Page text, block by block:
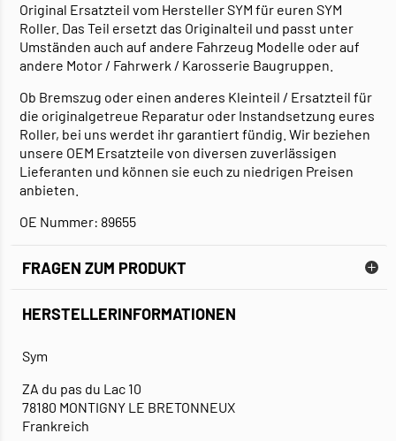
Original Ersatzteil vom Hersteller SYM für euren SYM
Roller. Das Teil ersetzt das Originalteil und passt unter
Umständen auch auf andere Fahrzeug Modelle oder auf
andere Motor / Fahrwerk / Karosserie Baugruppen.
Ob Bremszug oder einen anderes Kleinteil / Ersatzteil für
die originalgetreue Reparatur oder Instandsetzung eures
Roller, bei uns werdet ihr garantiert fündig. Wir beziehen
unsere OEM Ersatzteile von diversen zuverlässigen
Lieferanten und können sie euch zu niedrigen Preisen
anbieten.
OE Nummer: 89655
FRAGEN ZUM PRODUKT
HERSTELLERINFORMATIONEN
Sym
ZA du pas du Lac 10
78180 MONTIGNY LE BRETONNEUX
Frankreich